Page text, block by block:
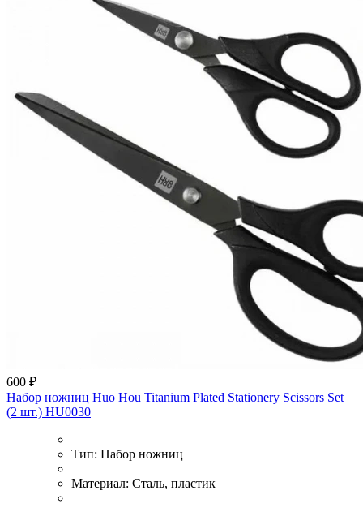
600 ₽
Набор ножниц Huo Hou Titanium Plated Stationery Scissors Set
(2 шт.) HU0030
Тип: Набор ножниц
Материал: Сталь, пластик